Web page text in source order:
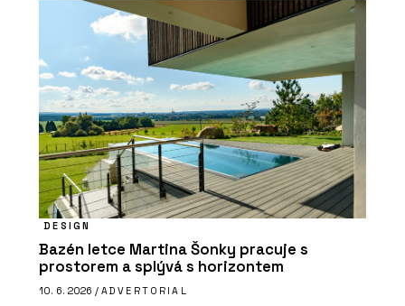
DESIGN
Bazén letce Martina Šonky pracuje s
prostorem a splývá s horizontem
10. 6. 2026 / ADVERTORIAL